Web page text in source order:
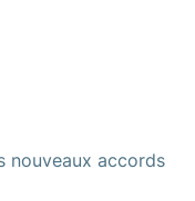
nouveaux accords